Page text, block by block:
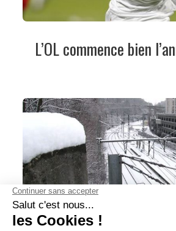
L’OL commence bien